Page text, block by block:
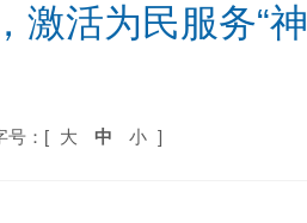
激活为民服务“神
号：[ 大 中 小 ]